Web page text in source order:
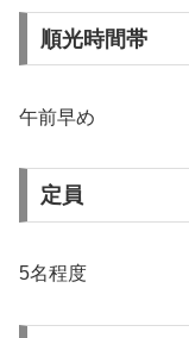
順光時間帯
午前早め
定員
5名程度